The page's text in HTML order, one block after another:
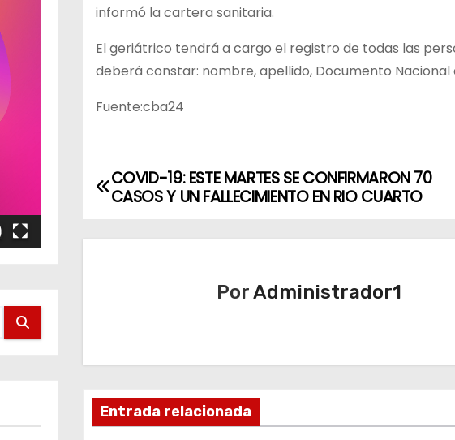
informó la cartera sanitaria.
El geriátrico tendrá a cargo el registro de todas las
deberá constar: nombre, apellido, Documento
Fuente:cba24
N
c
i
COVID-19: ESTE MARTES SE CONFIRMARON 70
CASOS Y UN FALLECIMIENTO EN RIO CUARTO
PorAdministrador1
Entrada relacionada